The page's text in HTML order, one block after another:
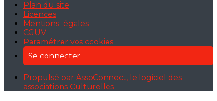
Plan du site
Licences
Mentions légales
CGUV
Paramétrer vos cookies
Se connecter
Propulsé par AssoConnect, le logiciel des
associations Culturelles